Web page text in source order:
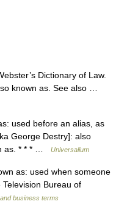
Dictionary of Law.
known as. See also …
used before an alias, as
George Destry]: also
as. * * * …
Universalium
as: used when someone
Bureau of
business terms